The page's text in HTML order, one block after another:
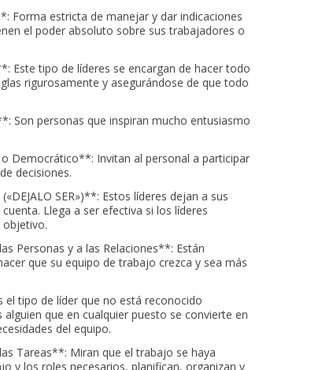
Forma estricta de manejar y dar indicaciones
el poder absoluto sobre sus trabajadores o
Este tipo de líderes se encargan de hacer todo
rigurosamente y asegurándose de que todo
Son personas que inspiran mucho entusiasmo
Democrático**: Invitan al personal a participar
decisiones.
SER»)**: Estos líderes dejan a sus
Llega a ser efectiva si los líderes
objetivo.
Personas y a las Relaciones**: Están
que su equipo de trabajo crezca y sea más
tipo de líder que no está reconocido
que en cualquier puesto se convierte en
del equipo.
Tareas**: Miran que el trabajo se haya
y los roles necesarios, planifican, organizan y